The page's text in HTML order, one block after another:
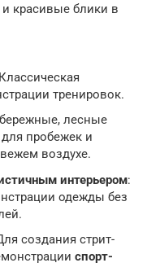
красивые блики в
тренировок.
лесные
пробежек и
воздухе.
интерьером:
одежды без
создания стрит-
спорт-